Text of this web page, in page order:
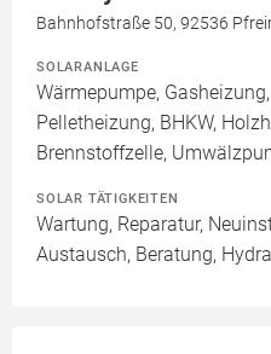
Bahnhofstraße 50, 92536
SOLARANLAGE
Wärmepumpe,
Pelletheizung, BHKW,
Brennstoffzelle,
SOLAR TÄTIGKEITEN
Wartung, Reparatur,
Austausch, Beratung,